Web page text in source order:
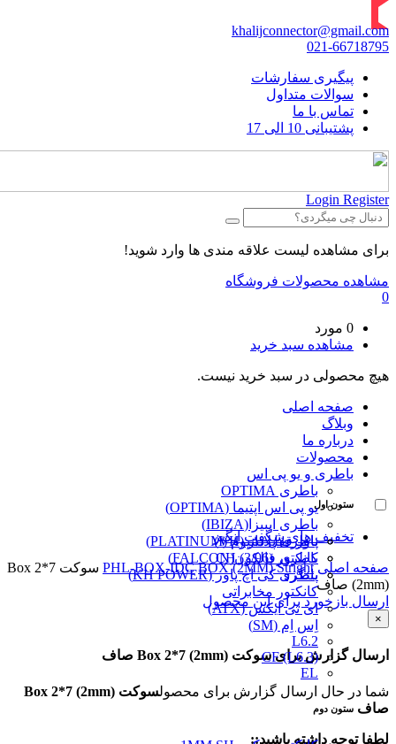
khalijconnector@gmail.com
021-66718795
پیگیری سفارشات
سوالات متداول
تماس با ما
پشتیبانی 10 الی 17
Login Register
برای مشاهده لیست علاقه مندی ها وارد شوید!
مشاهده محصولات فروشگاه
0
0 مورد
مشاهده سبد خرید
هیچ محصولی در سبد خرید نیست.
صفحه اصلی
وبلاگ
درباره ما
محصولات
ستون اول
پاور قفل دار (VH)
کانکتور (3/96) CH
پینگرد
کانکتور مخابراتی
ای تی ایکس (ATX)
اِس اِم (SM)
L6.2
CF (L6.3)
EL
ستون دوم
باطری و یو پی اس
باطری OPTIMA
یو پی اس اپتیما (OPTIMA)
باطری ایبیزا(IBIZA)
باطری پلاتینیوم (PLATINUM)
باطری فالکون(FALCON)
باطری کی اچ پاور (KH POWER)
تخفیف های شگفت انگیز
صفحه اصلی PHL-BOX-IDC BOX (2MM) Stright
سوکت Box 2*7
(2mm) صاف
ارسال بازخورد برای این محصول
×
ارسال گزارش برای سوکت Box 2*7 (2mm) صاف
شما در حال ارسال گزارش برای محصول
سوکت Box 2*7 (2mm)
صاف
لطفا توجه داشته باشید::